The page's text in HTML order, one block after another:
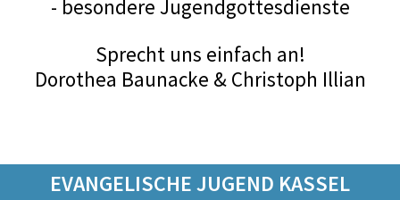
- besondere Jugendgottesdienste
Sprecht uns einfach an!
Dorothea Baunacke & Christoph Illian
EVANGELISCHE JUGEND KASSEL